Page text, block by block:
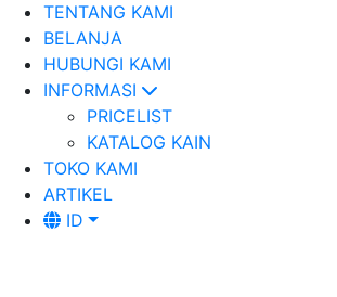
TENTANG KAMI
BELANJA
HUBUNGI KAMI
INFORMASI
PRICELIST
KATALOG KAIN
TOKO KAMI
ARTIKEL
ID